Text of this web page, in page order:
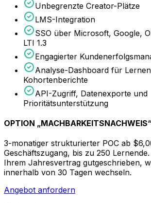
Unbegrenzte Creator-Plätze
LMS-Integration
SSO über Microsoft, Google,
LTI 1.3
Engagierter
Analyse-Dashboard für
Kohortenberichte
API-Zugriff, Datenexporte und
Prioritätsunterstützung
OPTION „MACHBARKEITSNACHWEIS“
3-monatiger strukturierter POC ab
Geschäftszugang, bis zu 250
Ihrem Jahresvertrag gutgeschrieben,
innerhalb von 30 Tagen wechseln.
Angebot anfordern